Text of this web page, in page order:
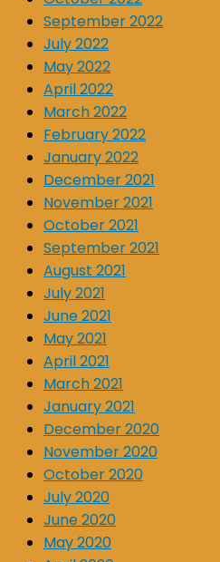
September 2022
July 2022
May 2022
April 2022
March 2022
February 2022
January 2022
December 2021
November 2021
October 2021
September 2021
August 2021
July 2021
June 2021
May 2021
April 2021
March 2021
January 2021
December 2020
November 2020
October 2020
July 2020
June 2020
May 2020